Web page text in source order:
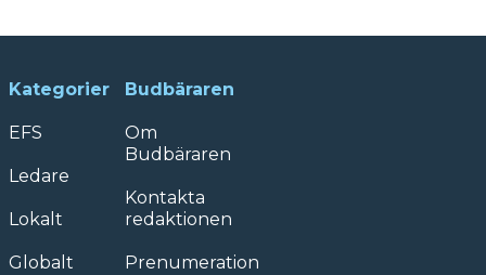
Kategorier
EFS
Ledare
Lokalt
Globalt
Budbäraren
Om
Budbäraren
Kontakta
redaktionen
Prenumeration